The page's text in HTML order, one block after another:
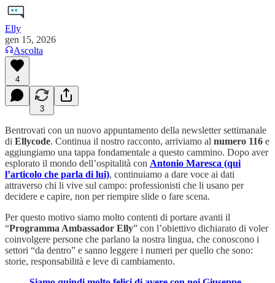
Elly
gen 15, 2026
Ascolta
4
3
Bentrovati con un nuovo appuntamento della newsletter settimanale
di Ellycode. Continua il nostro racconto, arriviamo al numero 116 e
aggiungiamo una tappa fondamentale a questo cammino. Dopo aver
esplorato il mondo dell’ospitalità con Antonio Maresca (qui
l’articolo che parla di lui), continuiamo a dare voce ai dati
attraverso chi li vive sul campo: professionisti che li usano per
decidere e capire, non per riempire slide o fare scena.
Per questo motivo siamo molto contenti di portare avanti il
“Programma Ambassador Elly” con l’obiettivo dichiarato di voler
coinvolgere persone che parlano la nostra lingua, che conoscono i
settori “da dentro” e sanno leggere i numeri per quello che sono:
storie, responsabilità e leve di cambiamento.